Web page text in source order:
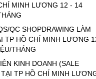
MINH LƯƠNG 12 - 14
QC SHOPDRAWING LÀM
TP HỒ CHÍ MINH LƯƠNG
THÁNG
KINH DOANH (SALE
TP HỒ CHÍ MINH